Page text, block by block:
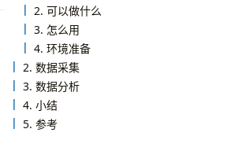
2. 可以做什么
3. 怎么用
4. 环境准备
2. 数据采集
3. 数据分析
4. 小结
5. 参考